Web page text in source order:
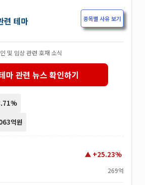
련 테마 종목별 사유 보기
및 임상 관련 호재 소식
마 관련 뉴스 확인하기
억원
+25.23%
269억